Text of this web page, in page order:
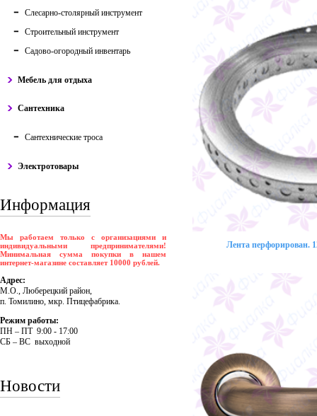
Слесарно-столярный инструмент
Строительный инструмент
Садово-огородный инвентарь
Мебель для отдыха
Сантехника
Сантехнические троса
Электротовары
Информация
Мы работаем только с организациями и
индивидуальными предпринимателями!
Минимальная сумма покупки в нашем
интернет-магазине составляет 10000 рублей.
Адрес:
М.О., Люберецкий район,
п. Томилино, мкр. Птицефабрика.
Режим работы:
ПH – ПT 9:00 - 17:00
CБ – BC выходной
Новости
Лента перфорирован.